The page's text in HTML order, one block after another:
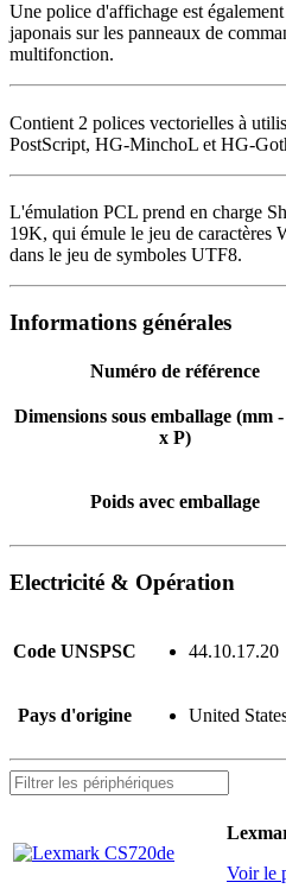
Une police d'affichage est
japonais sur les panneaux de
multifonction.
Contient 2 polices vectorielles à
PostScript, HG-MinchoL et HG-
L'émulation PCL prend en charge
19K, qui émule le jeu de caractères
dans le jeu de symboles UTF8.
Informations générales
Numéro de référence
Dimensions sous emballage (mm
x P)
Poids avec emballage
Electricité & Opération
Code UNSPSC 44.10.17.20
Pays d'origine United
Voir le